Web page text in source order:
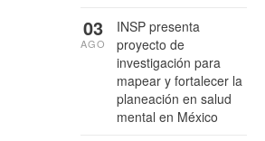
INSP presenta
proyecto de
investigación para
mapear y fortalecer la
planeación en salud
mental en México
03
AGO